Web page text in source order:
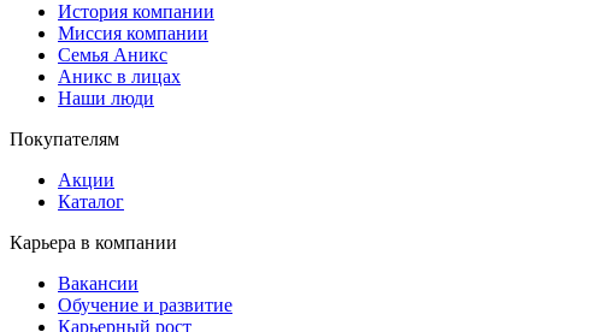
История компании
Миссия компании
Семья Аникс
Аникс в лицах
Наши люди
Покупателям
Акции
Каталог
Карьера в компании
Вакансии
Обучение и развитие
Карьерный рост